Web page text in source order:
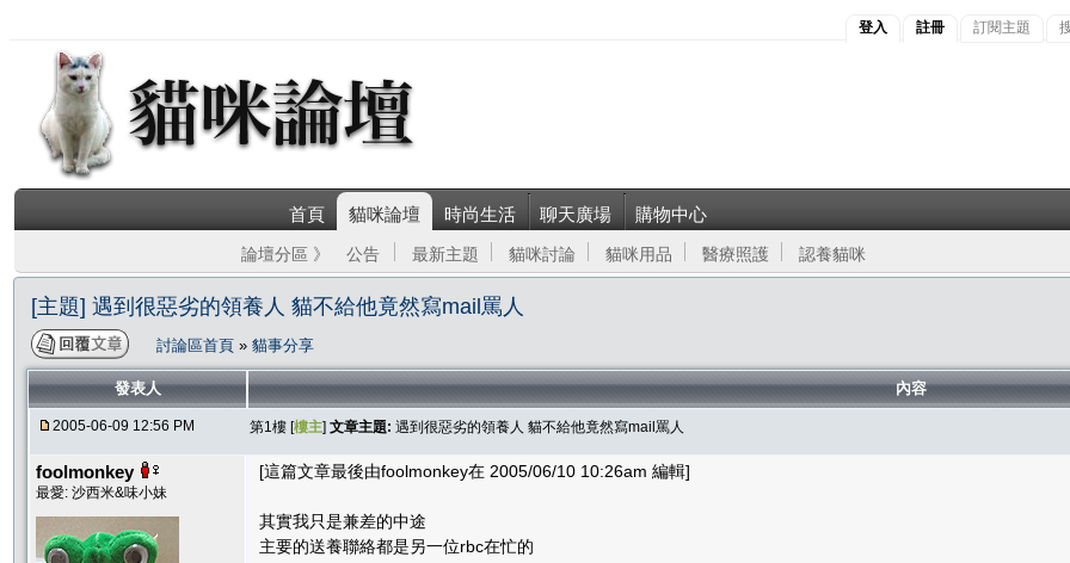
登入 註冊 訂閱主題
首頁 貓咪論壇 時尚生活 聊天廣場 購物中心
論壇分區 》 公告 最新主題 貓咪討論 貓咪用品 醫療照護 認養貓咪
[主題] 遇到很惡劣的領養人 貓不給他竟然寫mail罵人
討論區首頁 » 貓事分享
發表人 內容
2005-06-09 12:56 PM 第1樓 [樓主] 文章主題: 遇到很惡劣的領養人 貓不給他竟然寫mail罵人
foolmonkey
最愛: 沙西米&味小妹
[這篇文章最後由foolmonkey在 2005/06/10 10:26am 編輯]
其實我只是兼差的中途
主要的送養聯絡都是另一位rbc在忙的